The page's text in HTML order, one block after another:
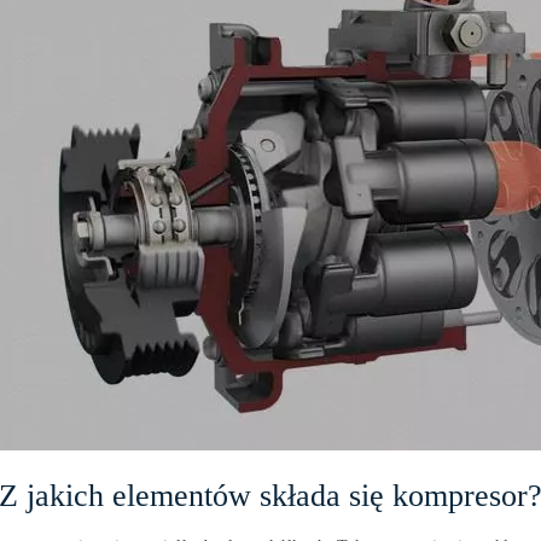
Z jakich elementów składa się kompresor?